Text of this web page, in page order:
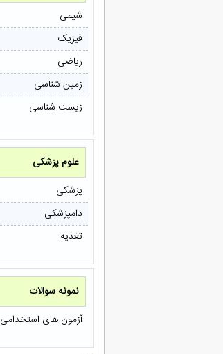
شیمی
فیزیک
ریاضی
زمین شناسی
زیست شناسی
علوم پزشکی
پزشکی
دامپزشکی
تغذیه
نمونه سوالات
آزمون های استخدامی